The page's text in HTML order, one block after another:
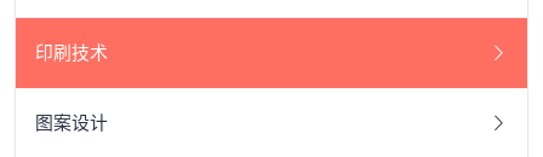
印刷技术
图案设计